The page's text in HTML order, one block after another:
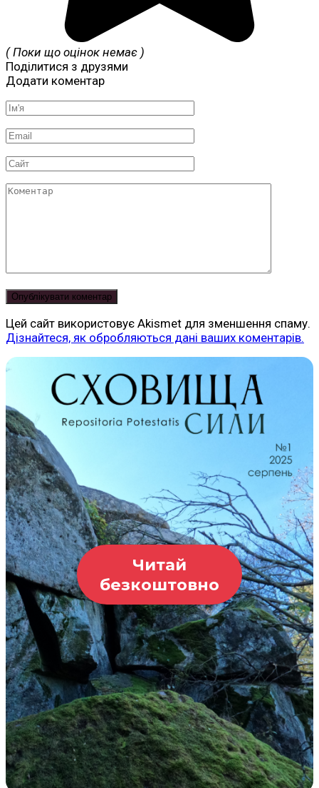
( Поки що оцінок немає )
Поділитися з друзями
Додати коментар
Ім'я
Email
Сайт
Коментар
Цей сайт використовує Akismet для зменшення спаму.
Дізнайтеся, як обробляються дані ваших коментарів.
Читай
безкоштовно